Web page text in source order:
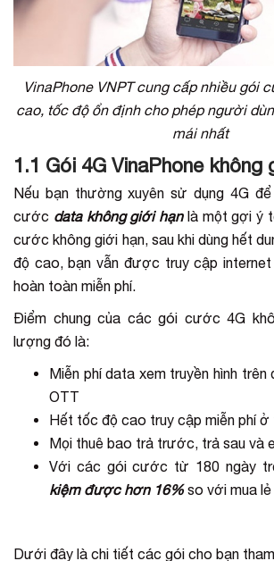
VinaPhone VNPT cung cấp nhiều gói
cao, tốc độ ổn định cho phép người
mái nhất
1.1 Gói 4G VinaPhone không
Nếu bạn thường xuyên sử dụng 4G
cước data không giới hạnlà một gợi ý
cước không giới hạn, sau khi dùng hết
độ cao, bạn vẫn được truy cập
hoàn toàn miễn phí.
Điểm chung của các gói cước 4G
lượng đó là:
Miễn phí data xem truyền hình trên
OTT
Hết tốc độ cao truy cập miễn phí
Mọi thuê bao trả trước, trả sau và
Với các gói cước từ 180 ngày
kiệm được hơn 16%so với mua
Dưới đây là chi tiết các gói cho bạn